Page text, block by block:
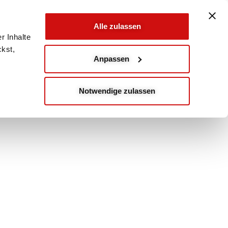
Inhalte
Alle zulassen
Anpassen
Notwendige zulassen